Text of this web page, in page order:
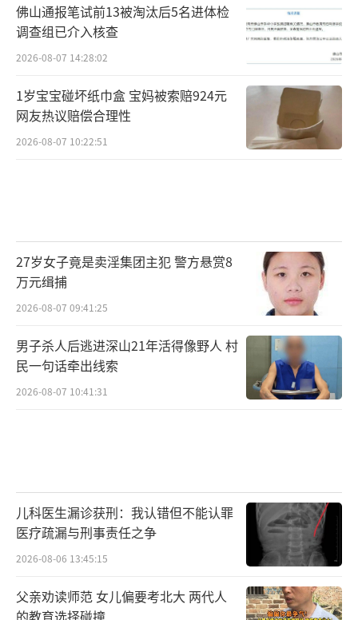
佛山通报笔试前13被淘汰后5名进体检
调查组已介入核查
2026-08-07 14:28:02
1岁宝宝碰坏纸巾盒 宝妈被索赔924元
网友热议赔偿合理性
2026-08-07 10:22:51
27岁女子竟是卖淫集团主犯 警方悬赏8
万元缉捕
2026-08-07 09:41:25
男子杀人后逃进深山21年活得像野人 村
民一句话牵出线索
2026-08-07 10:41:31
儿科医生漏诊获刑：我认错但不能认罪
医疗疏漏与刑事责任之争
2026-08-06 13:45:15
父亲劝读师范 女儿偏要考北大 两代人
的教育选择碰撞